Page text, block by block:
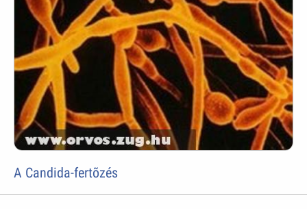
A Candida-fertõzés